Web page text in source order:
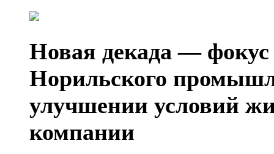
Новая декада — фокус
Норильского
улучшении условий
компании